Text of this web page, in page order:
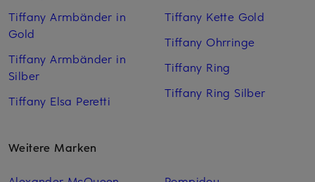
Tiffany Armbänder in
Gold
Tiffany Armbänder in
Silber
Tiffany Elsa Peretti
Tiffany Kette Gold
Tiffany Ohrringe
Tiffany Ring
Tiffany Ring Silber
Weitere Marken